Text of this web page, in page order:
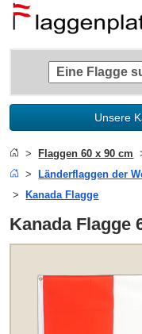
Unsere
Flaggen 60 x 90 cm
Länderflaggen der
Kanada Flagge
Kanada Flagge